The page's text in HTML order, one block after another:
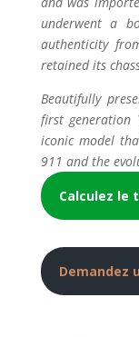
underwent a
authenticity
retained its
Beautifully
first generation
iconic model
911 and the
Calculez le
Demandez